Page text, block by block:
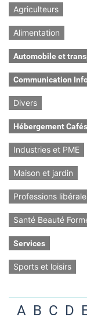
Agriculteurs
Alimentation
Automobile et
Communication
Divers
Hébergement
Industries et PME
Maison et jardin
Professions
Santé Beauté
Services
Sports et loisirs
A B C D